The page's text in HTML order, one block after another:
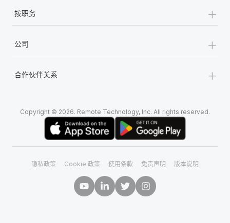
按职务 +
公司 +
合作伙伴关系 +
Copyright © 2026. Remote Technology, Inc. All rights reserved.
隐私政策 Cookie 政策 使用条款 免责声明 版本说明